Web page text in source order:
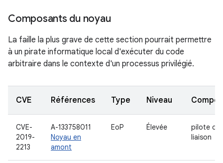
Composants du noyau
La faille la plus grave de cette section pourrait permettre
à un pirate informatique local d'exécuter du code
arbitraire dans le contexte d'un processus privilégié.
CVE Références Type Niveau
CVE-
2019-
2213
A-133758011
Noyau en
amont
EoP Élevée
pilote de
liaison